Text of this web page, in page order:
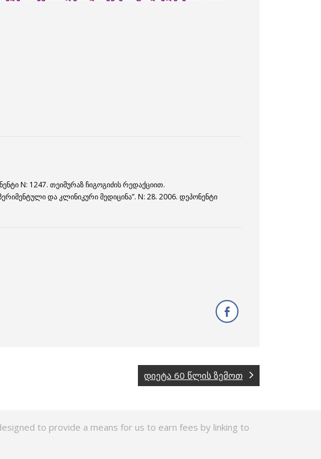
N: 1247. თეიმურაზ ჩიგოგიძის რედაქციით.
და კლინიკური მედიცინა”. N: 28. 2006. დეპონენტი
დიეტა 60 წლის ზემოთ
to provide a means for us to earn fees by linking to